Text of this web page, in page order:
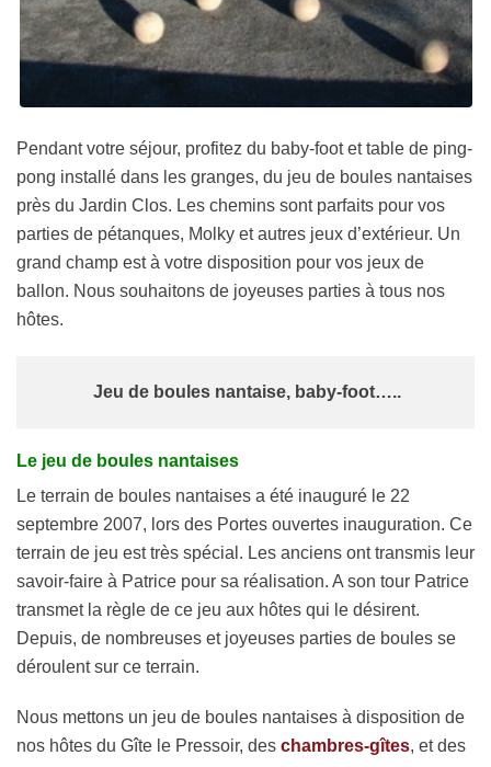
Pendant votre séjour, profitez du baby-foot et table de ping-
pong installé dans les granges, du jeu de boules nantaises
près du Jardin Clos. Les chemins sont parfaits pour vos
parties de pétanques, Molky et autres jeux d’extérieur. Un
grand champ est à votre disposition pour vos jeux de
ballon. Nous souhaitons de joyeuses parties à tous nos
hôtes.
Jeu de boules nantaise, baby-foot…..
Le jeu de boules nantaises
Le terrain de boules nantaises a été inauguré le 22
septembre 2007, lors des Portes ouvertes inauguration. Ce
terrain de jeu est très spécial. Les anciens ont transmis leur
savoir-faire à Patrice pour sa réalisation. A son tour Patrice
transmet la règle de ce jeu aux hôtes qui le désirent.
Depuis, de nombreuses et joyeuses parties de boules se
déroulent sur ce terrain.
Nous mettons un jeu de boules nantaises à disposition de
nos hôtes du Gîte le Pressoir, des chambres-gîtes, et des